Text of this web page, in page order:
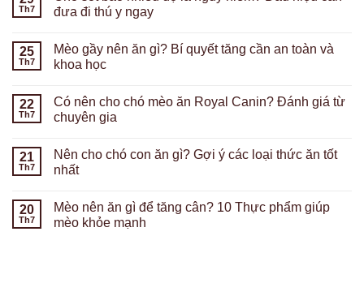
Th7
đưa đi thú y ngay
25
Th7
Mèo gầy nên ăn gì? Bí quyết tăng cần an toàn và
khoa học
22
Th7
Có nên cho chó mèo ăn Royal Canin? Đánh giá từ
chuyên gia
21
Th7
Nên cho chó con ăn gì? Gợi ý các loại thức ăn tốt
nhất
20
Th7
Mèo nên ăn gì để tăng cân? 10 Thực phẩm giúp
mèo khỏe mạnh